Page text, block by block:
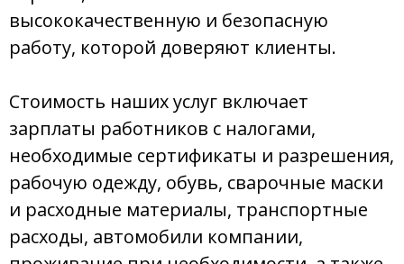
высококачественную и безопасную
работу, которой доверяют клиенты.
Стоимость наших услуг включает
зарплаты работников с налогами,
необходимые сертификаты и разрешения,
рабочую одежду, обувь, сварочные маски
и расходные материалы, транспортные
расходы, автомобили компании,